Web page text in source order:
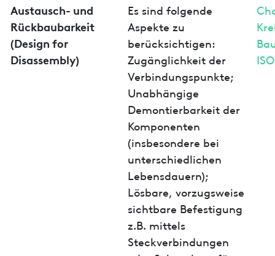
Austausch- und
Rückbaubarkeit
(Design for
Disassembly)
Es sind folgende
Aspekte zu
berücksichtigen:
Zugänglichkeit der
Verbindungspunkte;
Unabhängige
Demontierbarkeit der
Komponenten
(insbesondere bei
unterschiedlichen
Lebensdauern);
Lösbare, vorzugsweise
sichtbare Befestigung
z.B. mittels
Steckverbindungen